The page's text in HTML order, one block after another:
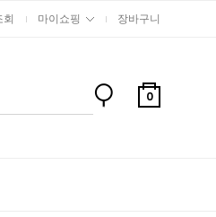
마이쇼핑 장바구니
0